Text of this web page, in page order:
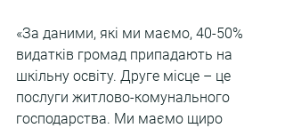
«За даними, які ми маємо, 40-50%
видатків громад припадають на
шкільну освіту. Друге місце – це
послуги житлово-комунального
господарства. Ми маємо щиро